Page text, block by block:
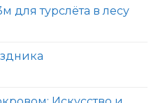
для турслёта в лесу